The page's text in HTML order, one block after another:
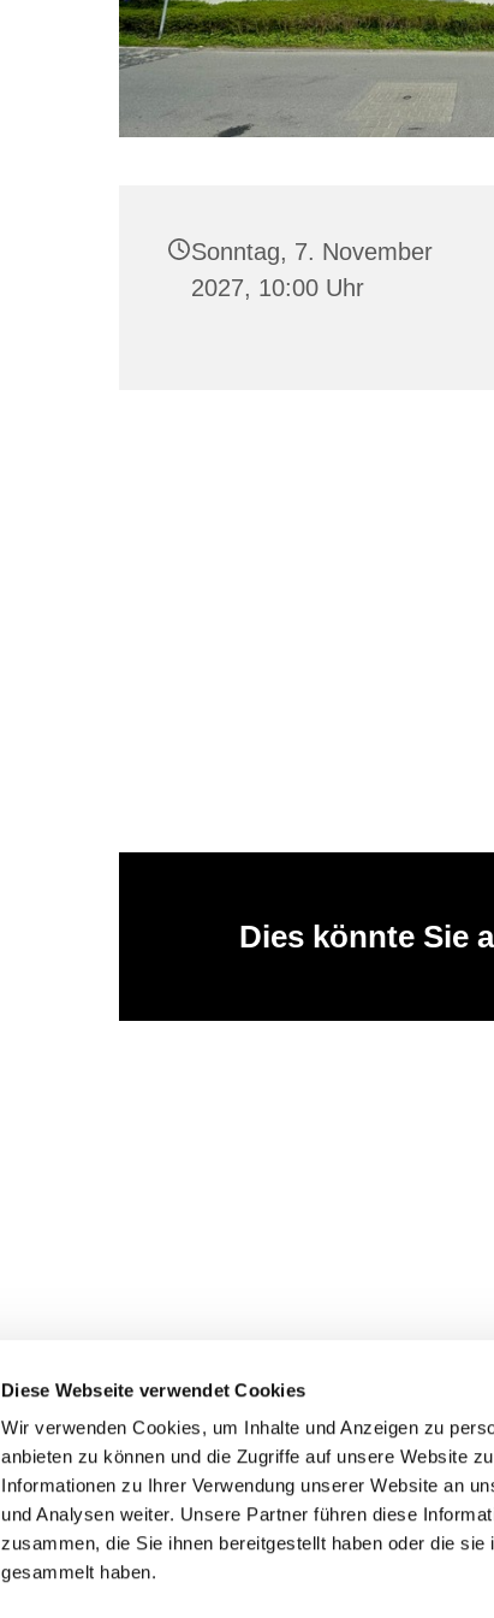
Diese Webseite verwendet Cookies
Wir verwenden Cookies, um Inhalte und Anzeigen zu
anbieten zu können und die Zugriffe auf unsere Website
Informationen zu Ihrer Verwendung unserer Website an
und Analysen weiter. Unsere Partner führen diese
zusammen, die Sie ihnen bereitgestellt haben oder die
gesammelt haben.
Sonntag, 7. November
2027, 10:00 Uhr
Dies könnte Sie